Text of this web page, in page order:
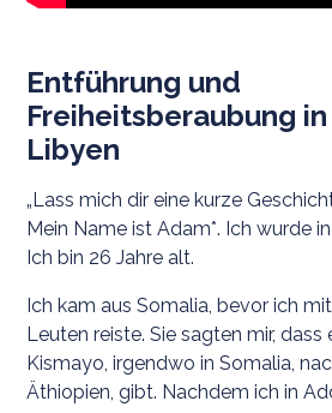
Entführung und
Freiheitsberaubung
Libyen
„Lass mich dir eine kurze
Mein Name ist Adam*. Ich wurde
Ich bin 26 Jahre alt.
Ich kam aus Somalia, bevor ich
Leuten reiste. Sie sagten mir, dass
Kismayo, irgendwo in Somalia,
Äthiopien, gibt. Nachdem ich in